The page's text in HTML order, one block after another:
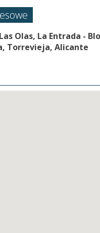
Olas, La Entrada -
Torrevieja, Alicante